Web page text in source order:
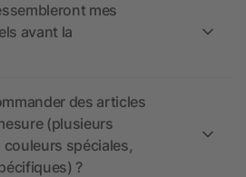
mes
avant la
des articles
(plusieurs
couleurs spéciales,
?